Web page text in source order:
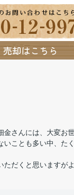
売却はこちら
さんには、大変お
ことも多い中、た
だくと思いますが